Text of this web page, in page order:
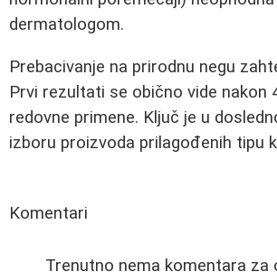
dermatologom.
Prebacivanje na prirodnu negu
Prvi rezultati se obično vide nakon
redovne primene. Ključ je u
izboru proizvoda prilagođenih tipu
Komentari
Trenutno nema komentara za